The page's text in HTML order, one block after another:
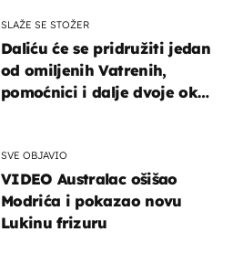
SLAŽE SE STOŽER
Daliću će se pridružiti jedan
od omiljenih Vatrenih,
pomoćnici i dalje dvoje oko
SVE OBJAVIO
VIDEO Australac ošišao
Modrića i pokazao novu
Lukinu frizuru